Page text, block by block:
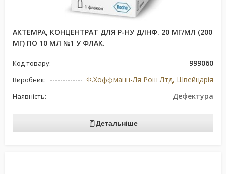
АКТЕМРА, КОНЦЕНТРАТ ДЛЯ Р-НУ Д/ІНФ. 20 МГ/МЛ (200
МГ) ПО 10 МЛ №1 У ФЛАК.
Код товару: 999060
Виробник: Ф.Хоффманн-Ля Рош Лтд, Швейцарія
Наявність: Дефектура
Детальніше